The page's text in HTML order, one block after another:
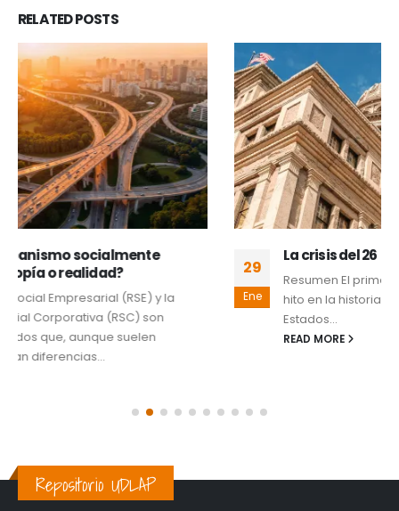
RELATEDPOSTS
29
Ene
La crisis del 26
Resumen El primero de julio de 2026, se marcará un
hito en la historia de la educación y profesionistas en
Estados...
READ MORE
Repositorio UDLAP